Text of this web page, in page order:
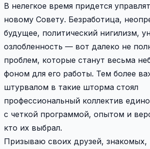
В нелегкое время придется
новому Совету. Безработица,
будущее, политический нигилизм,
озлобленность — вот далеко не
проблем, которые станут весьма
фоном для его работы. Тем более
штурвалом в такие шторма стоял
профессиональный коллектив
с четкой программой, опытом и
кто их выбрал.
Призываю своих друзей, знакомых,